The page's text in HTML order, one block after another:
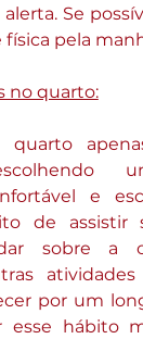
Se
pela
no quarto:
quarto
e
de assistir
sobre a
por um
esse hábito